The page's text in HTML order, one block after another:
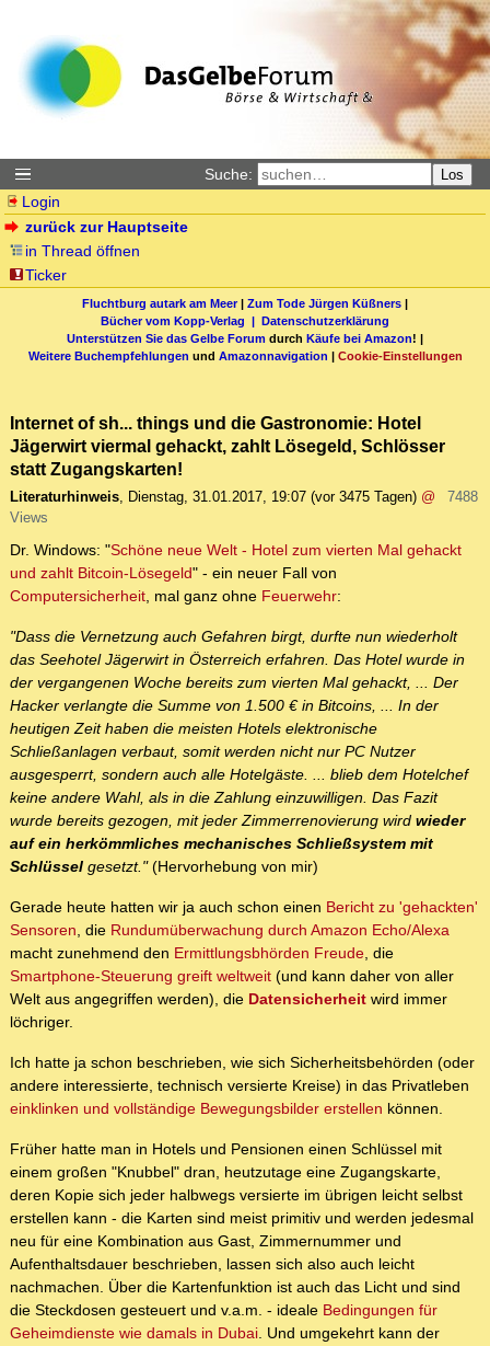
Suche: Los
Login
zurück zur Hauptseite
in Thread öffnen
Ticker
Fluchtburg autark am Meer| Zum Tode Jürgen Küßners |
Bücher vom Kopp-Verlag | Datenschutzerklärung
Unterstützen Sie das Gelbe Forum durch Käufe bei Amazon! |
Weitere Buchempfehlungen und Amazonnavigation | Cookie-Einstellungen
Internet of sh... things und die Gastronomie: Hotel
Jägerwirt viermal gehackt, zahlt Lösegeld, Schlösser
statt Zugangskarten!
Literaturhinweis, Dienstag, 31.01.2017, 19:07 (vor 3475 Tagen) @
7488
Views
Dr. Windows: "Schöne neue Welt - Hotel zum vierten Mal gehackt
und zahlt Bitcoin-Lösegeld" - ein neuer Fall von
Computersicherheit, mal ganz ohne Feuerwehr:
"Dass die Vernetzung auch Gefahren birgt, durfte nun wiederholt
das Seehotel Jägerwirt in Österreich erfahren. Das Hotel wurde in
der vergangenen Woche bereits zum vierten Mal gehackt, ... Der
Hacker verlangte die Summe von 1.500 € in Bitcoins, ... In der
heutigen Zeit haben die meisten Hotels elektronische
Schließanlagen verbaut, somit werden nicht nur PC Nutzer
ausgesperrt, sondern auch alle Hotelgäste. ... blieb dem Hotelchef
keine andere Wahl, als in die Zahlung einzuwilligen. Das Fazit
wurde bereits gezogen, mit jeder Zimmerrenovierung wird wieder
auf ein herkömmliches mechanisches Schließsystem mit
Schlüssel gesetzt."(Hervorhebung von mir)
Gerade heute hatten wir ja auch schon einen Bericht zu 'gehackten'
Sensoren, die Rundumüberwachung durch Amazon Echo/Alexa
macht zunehmend den Ermittlungsbhörden Freude, die
Smartphone-Steuerung greift weltweit (und kann daher von aller
Welt aus angegriffen werden), die Datensicherheit wird immer
löchriger.
Ich hatte ja schon beschrieben, wie sich Sicherheitsbehörden (oder
andere interessierte, technisch versierte Kreise) in das Privatleben
einklinken und vollständige Bewegungsbilder erstellen können.
Früher hatte man in Hotels und Pensionen einen Schlüssel mit
einem großen "Knubbel" dran, heutzutage eine Zugangskarte,
deren Kopie sich jeder halbwegs versierte im übrigen leicht selbst
erstellen kann - die Karten sind meist primitiv und werden jedesmal
neu für eine Kombination aus Gast, Zimmernummer und
Aufenthaltsdauer beschrieben, lassen sich also auch leicht
nachmachen. Über die Kartenfunktion ist auch das Licht und sind
die Steckdosen gesteuert und v.a.m. - ideale Bedingungen für
Geheimdienste wie damals in Dubai. Und umgekehrt kann der